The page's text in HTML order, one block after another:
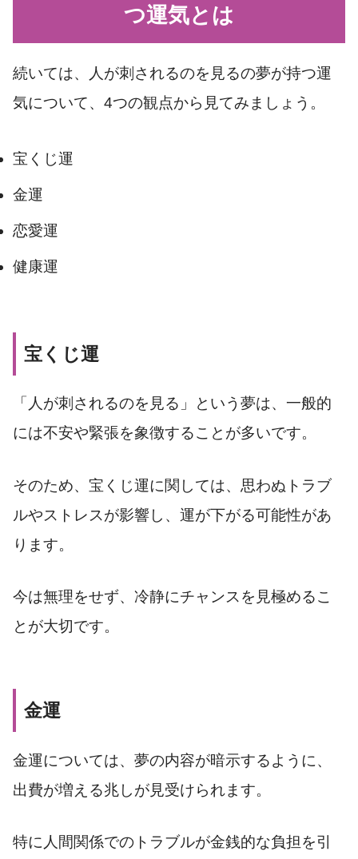
つ運気とは
続いては、人が刺されるのを見るの夢が持つ運
気について、4つの観点から見てみましょう。
宝くじ運
金運
恋愛運
健康運
宝くじ運
「人が刺されるのを見る」という夢は、一般的
には不安や緊張を象徴することが多いです。
そのため、宝くじ運に関しては、思わぬトラブ
ルやストレスが影響し、運が下がる可能性があ
ります。
今は無理をせず、冷静にチャンスを見極めるこ
とが大切です。
金運
金運については、夢の内容が暗示するように、
出費が増える兆しが見受けられます。
特に人間関係でのトラブルが金銭的な負担を引